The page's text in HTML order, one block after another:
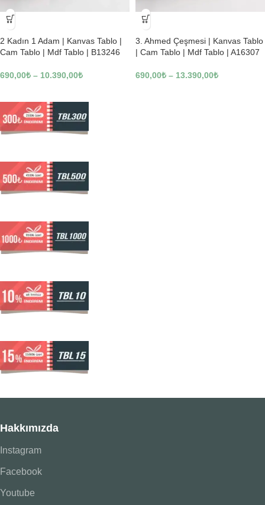
-23%
2 Kadın 1 Adam | Kanvas Tablo |
Cam Tablo | Mdf Tablo | B13246
690,00₺ – 10.390,00₺
-23%
3. Ahmed Çeşmesi | Kanvas Tablo
| Cam Tablo | Mdf Tablo | A16307
690,00₺ – 13.390,00₺
Hakkımızda
Instagram
Facebook
Youtube